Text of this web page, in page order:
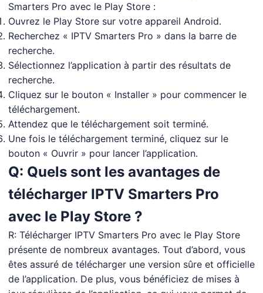
Smarters Pro avec le Play Store :
Ouvrez le Play Store sur votre appareil Android.
Recherchez « IPTV Smarters Pro » dans la barre de
recherche.
Sélectionnez l’application à partir des résultats de
recherche.
Cliquez sur le bouton « Installer » pour commencer le
téléchargement.
Attendez que le téléchargement soit terminé.
Une fois le téléchargement terminé, cliquez sur le
bouton « Ouvrir » pour lancer l’application.
Q: Quels sont les avantages de
télécharger IPTV Smarters Pro
avec le Play Store ?
R: Télécharger IPTV Smarters Pro avec le Play Store
présente de nombreux avantages. Tout d’abord, vous
êtes assuré de télécharger une version sûre et officielle
de l’application. De plus, vous bénéficiez de mises à